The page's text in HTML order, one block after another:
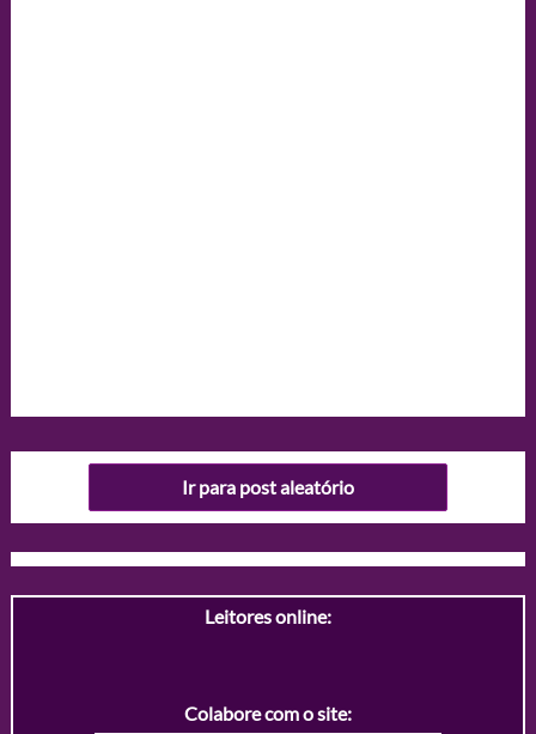
Ir para post aleatório
Leitores online:
Colabore com o site: